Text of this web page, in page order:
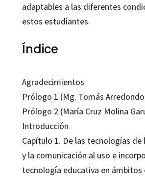
adaptables a las diferentes
estos estudiantes.
Índice
Agradecimientos
Prólogo 1 (Mg. Tomás
Prólogo 2 (María Cruz Molina
Introducción
Capítulo 1. De las tecnologías
y la comunicación al uso e
tecnología educativa en ámbitos